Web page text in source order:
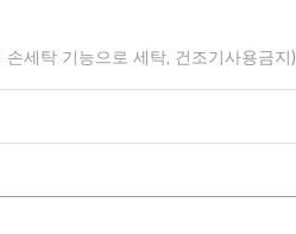
세탁 기능으로 세탁, 건조기사용금지)